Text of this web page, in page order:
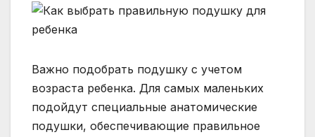
Важно подобрать подушку с учетом
возраста ребенка. Для самых маленьких
подойдут специальные анатомические
подушки, обеспечивающие правильное